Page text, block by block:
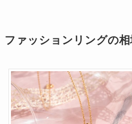
ファッションリングの相